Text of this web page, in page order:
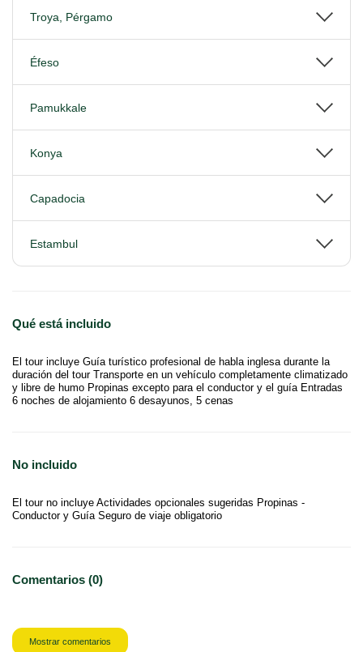
Troya, Pérgamo
Éfeso
Pamukkale
Konya
Capadocia
Estambul
Qué está incluido
El tour incluye Guía turístico profesional de habla inglesa durante la
duración del tour Transporte en un vehículo completamente climatizado
y libre de humo Propinas excepto para el conductor y el guía Entradas
6 noches de alojamiento 6 desayunos, 5 cenas
No incluido
El tour no incluye Actividades opcionales sugeridas Propinas -
Conductor y Guía Seguro de viaje obligatorio
Comentarios (0)
Mostrar comentarios